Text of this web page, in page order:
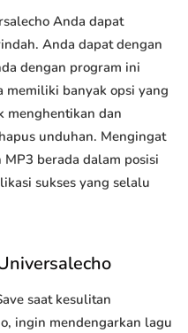
Anda dapat
Anda dapat dengan
dengan program ini
memiliki banyak opsi yang
menghentikan dan
unduhan. Mengingat
berada dalam posisi
sukses yang selalu
saat kesulitan
ingin mendengarkan lagu